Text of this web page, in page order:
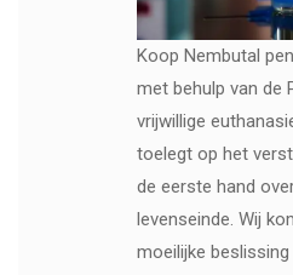
Koop Nembutal
met behulp van de
vrijwillige
toelegt op het
de eerste hand
levenseinde. Wij
moeilijke